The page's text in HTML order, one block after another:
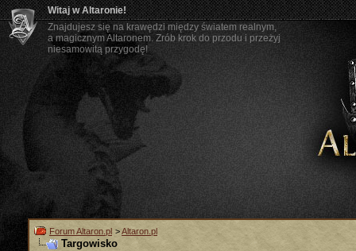
Witaj w Altaronie!
Znajdujesz się na krawędzi między światem realnym,
a magicznym Altaronem. Zrób krok do przodu i przeżyj
niesamowitą przygodę!
Forum Altaron.pl >Altaron.pl
Targowisko